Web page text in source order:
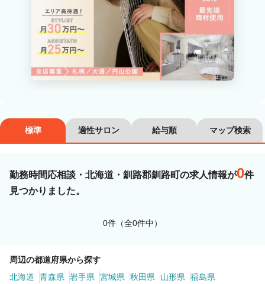
職種・技能ランク
美容師アシスタント
ネイリスト エステティシャン
雇用形態
業務委託・フリーランス
標準 適性サロン 給与順 マップ検索
勤務時間応相談・北海道・釧路郡釧路町の求人情報が0件
見つかりました。
0件（全0件中）
周辺の都道府県から探す
北海道
青森県 岩手県 宮城県 秋田県 山形県 福島県